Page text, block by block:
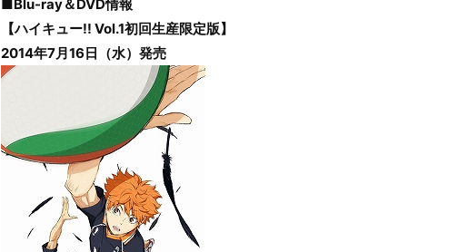
■Blu-ray＆DVD情報
【ハイキュー!! Vol.1初回生産限定版】
2014年7月16日（水）発売